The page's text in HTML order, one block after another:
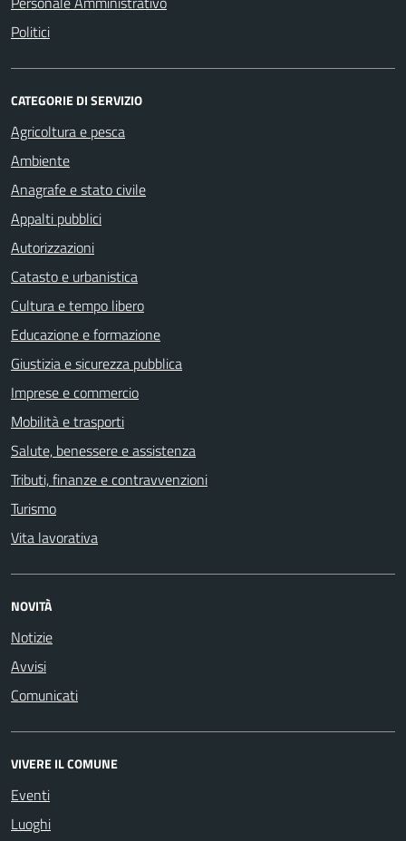
Politici
CATEGORIE DI SERVIZIO
Agricoltura e pesca
Ambiente
Anagrafe e stato civile
Appalti pubblici
Autorizzazioni
Catasto e urbanistica
Cultura e tempo libero
Educazione e formazione
Giustizia e sicurezza pubblica
Imprese e commercio
Mobilità e trasporti
Salute, benessere e assistenza
Tributi, finanze e contravvenzioni
Turismo
Vita lavorativa
NOVITÀ
Notizie
Avvisi
Comunicati
VIVERE IL COMUNE
Eventi
Luoghi